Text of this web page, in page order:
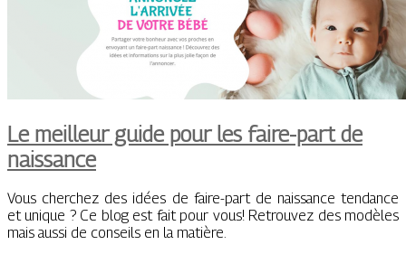
Le meilleur guide pour les faire-part de
naissance
Vous cherchez des idées de faire-part de naissance tendance
et unique ? Ce blog est fait pour vous! Retrouvez des modèles
mais aussi de conseils en la matière.